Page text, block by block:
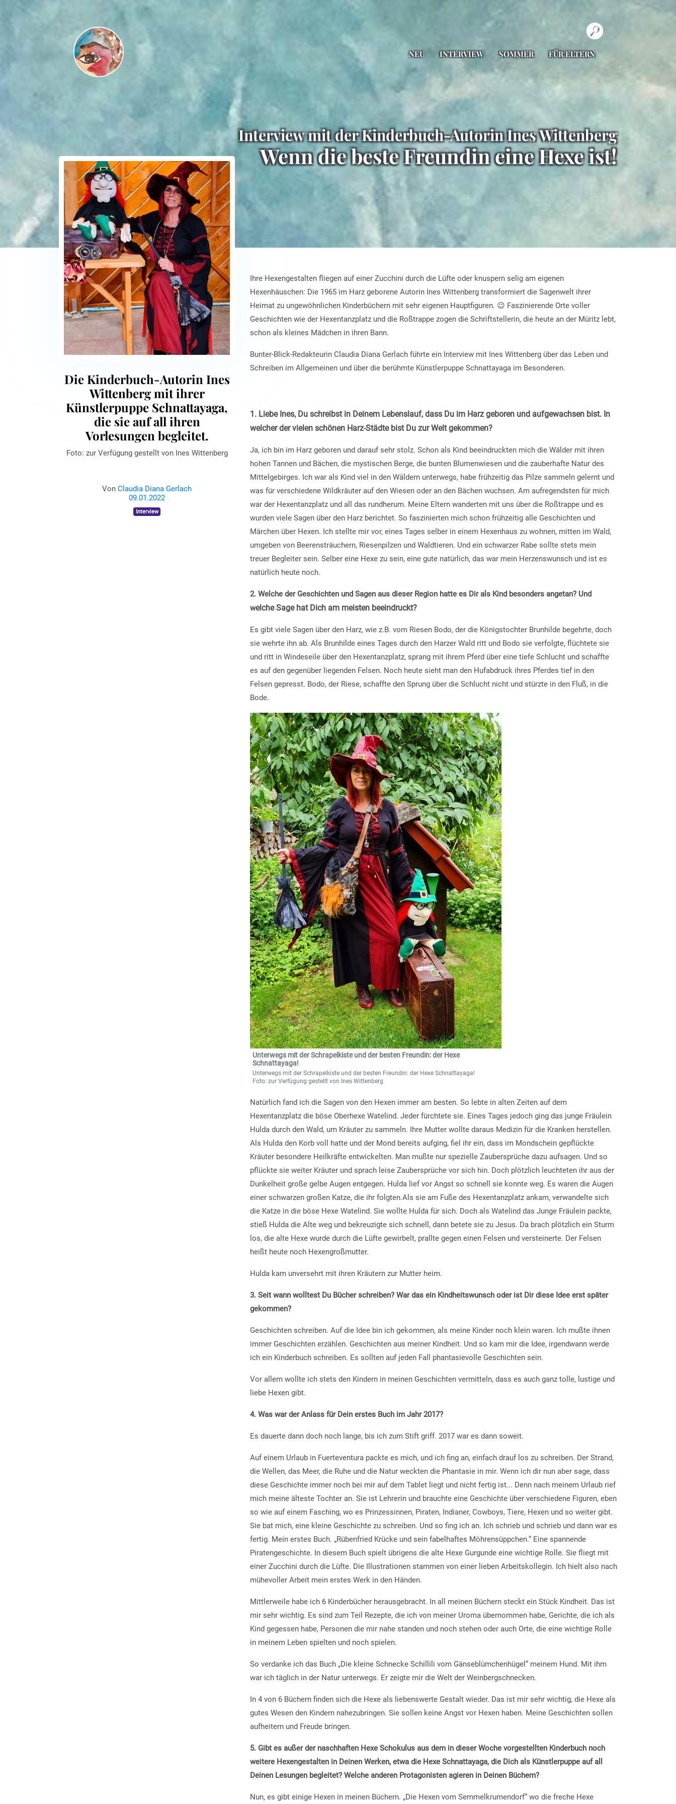
NEU INTERVIEW SOMMER FÜR ELTERN
Interview mit der Kinderbuch-Autorin Ines Wittenberg
Wenn die beste Freundin eine Hexe ist!
Die Kinderbuch-Autorin Ines
Wittenberg mit ihrer
Künstlerpuppe Schnattayaga,
die sie auf all ihren
Vorlesungen begleitet.
Foto: zur Verfügung gestellt von Ines Wittenberg
Von Claudia Diana Gerlach
09.01.2022
Interview
Ihre Hexengestalten fliegen auf einer Zucchini durch die Lüfte oder knuspern selig am eigenen
Hexenhäuschen: Die 1965 im Harz geborene Autorin Ines Wittenberg transformiert die Sagenwelt ihrer
Heimat zu ungewöhnlichen Kinderbüchern mit sehr eigenen Hauptfiguren. 😉 Faszinierende Orte voller
Geschichten wie der Hexentanzplatz und die Roßtrappe zogen die Schriftstellerin, die heute an der Müritz lebt,
schon als kleines Mädchen in ihren Bann.
Bunter-Blick-Redakteurin Claudia Diana Gerlach führte ein Interview mit Ines Wittenberg über das Leben und
Schreiben im Allgemeinen und über die berühmte Künstlerpuppe Schnattayaga im Besonderen.
1. Liebe Ines, Du schreibst in Deinem Lebenslauf, dass Du im Harz geboren und aufgewachsen bist. In
welcher der vielen schönen Harz-Städte bist Du zur Welt gekommen?
Ja, ich bin im Harz geboren und darauf sehr stolz. Schon als Kind beeindruckten mich die Wälder mit ihren
hohen Tannen und Bächen, die mystischen Berge, die bunten Blumenwiesen und die zauberhafte Natur des
Mittelgebirges. Ich war als Kind viel in den Wäldern unterwegs, habe frühzeitig das Pilze sammeln gelernt und
was für verschiedene Wildkräuter auf den Wiesen oder an den Bächen wuchsen. Am aufregendsten für mich
war der Hexentanzplatz und all das rundherum. Meine Eltern wanderten mit uns über die Roßtrappe und es
wurden viele Sagen über den Harz berichtet. So faszinierten mich schon frühzeitig alle Geschichten und
Märchen über Hexen. Ich stellte mir vor, eines Tages selber in einem Hexenhaus zu wohnen, mitten im Wald,
umgeben von Beerensträuchern, Riesenpilzen und Waldtieren. Und ein schwarzer Rabe sollte stets mein
treuer Begleiter sein. Selber eine Hexe zu sein, eine gute natürlich, das war mein Herzenswunsch und ist es
natürlich heute noch.
2. Welche der Geschichten und Sagen aus dieser Region hatte es Dir als Kind besonders angetan? Und
welche Sage hat Dich am meisten beeindruckt?
Es gibt viele Sagen über den Harz, wie z.B. vom Riesen Bodo, der die Königstochter Brunhilde begehrte, doch
sie wehrte ihn ab. Als Brunhilde eines Tages durch den Harzer Wald ritt und Bodo sie verfolgte, flüchtete sie
und ritt in Windeseile über den Hexentanzplatz, sprang mit ihrem Pferd über eine tiefe Schlucht und schaffte
es auf den gegenüber liegenden Felsen. Noch heute sieht man den Hufabdruck ihres Pferdes tief in den
Felsen gepresst. Bodo, der Riese, schaffte den Sprung über die Schlucht nicht und stürzte in den Fluß, in die
Bode.
Unterwegs mit der Schrapelkiste und der besten Freundin: der Hexe
Schnattayaga!
Unterwegs mit der Schrapelkiste und der besten Freundin: der Hexe Schnattayaga!
Foto: zur Verfügung gestellt von Ines Wittenberg
Natürlich fand ich die Sagen von den Hexen immer am besten. So lebte in alten Zeiten auf dem
Hexentanzplatz die böse Oberhexe Watelind. Jeder fürchtete sie. Eines Tages jedoch ging das junge Fräulein
Hulda durch den Wald, um Kräuter zu sammeln. Ihre Mutter wollte daraus Medizin für die Kranken herstellen.
Als Hulda den Korb voll hatte und der Mond bereits aufging, fiel ihr ein, dass im Mondschein gepflückte
Kräuter besondere Heilkräfte entwickelten. Man mußte nur spezielle Zaubersprüche dazu aufsagen. Und so
pflückte sie weiter Kräuter und sprach leise Zaubersprüche vor sich hin. Doch plötzlich leuchteten ihr aus der
Dunkelheit große gelbe Augen entgegen. Hulda lief vor Angst so schnell sie konnte weg. Es waren die Augen
einer schwarzen großen Katze, die ihr folgten.Als sie am Fuße des Hexentanzplatz ankam, verwandelte sich
die Katze in die böse Hexe Watelind. Sie wollte Hulda für sich. Doch als Watelind das Junge Fräulein packte,
stieß Hulda die Alte weg und bekreuzigte sich schnell, dann betete sie zu Jesus. Da brach plötzlich ein Sturm
los, die alte Hexe wurde durch die Lüfte gewirbelt, prallte gegen einen Felsen und versteinerte. Der Felsen
heißt heute noch Hexengroßmutter.
Hulda kam unversehrt mit ihren Kräutern zur Mutter heim.
3. Seit wann wolltest Du Bücher schreiben? War das ein Kindheitswunsch oder ist Dir diese Idee erst später
gekommen?
Geschichten schreiben. Auf die Idee bin ich gekommen, als meine Kinder noch klein waren. Ich mußte ihnen
immer Geschichten erzählen. Geschichten aus meiner Kindheit. Und so kam mir die Idee, irgendwann werde
ich ein Kinderbuch schreiben. Es sollten auf jeden Fall phantasievolle Geschichten sein.
Vor allem wollte ich stets den Kindern in meinen Geschichten vermitteln, dass es auch ganz tolle, lustige und
liebe Hexen gibt.
4. Was war der Anlass für Dein erstes Buch im Jahr 2017?
Es dauerte dann doch noch lange, bis ich zum Stift griff. 2017 war es dann soweit.
Auf einem Urlaub in Fuerteventura packte es mich, und ich fing an, einfach drauf los zu schreiben. Der Strand,
die Wellen, das Meer, die Ruhe und die Natur weckten die Phantasie in mir. Wenn ich dir nun aber sage, dass
diese Geschichte immer noch bei mir auf dem Tablet liegt und nicht fertig ist... Denn nach meinem Urlaub rief
mich meine älteste Tochter an. Sie ist Lehrerin und brauchte eine Geschichte über verschiedene Figuren, eben
so wie auf einem Fasching, wo es Prinzessinnen, Piraten, Indianer, Cowboys, Tiere, Hexen und so weiter gibt.
Sie bat mich, eine kleine Geschichte zu schreiben. Und so fing ich an. Ich schrieb und schrieb und dann war es
fertig. Mein erstes Buch. „Rübenfried Krücke und sein fabelhaftes Möhrensüppchen.“ Eine spannende
Piratengeschichte. In diesem Buch spielt übrigens die alte Hexe Gurgunde eine wichtige Rolle. Sie fliegt mit
einer Zucchini durch die Lüfte. Die Illustrationen stammen von einer lieben Arbeitskollegin. Ich hielt also nach
mühevoller Arbeit mein erstes Werk in den Händen.
Mittlerweile habe ich 6 Kinderbücher herausgebracht. In all meinen Büchern steckt ein Stück Kindheit. Das ist
mir sehr wichtig. Es sind zum Teil Rezepte, die ich von meiner Uroma übernommen habe, Gerichte, die ich als
Kind gegessen habe, Personen die mir nahe standen und noch stehen oder auch Orte, die eine wichtige Rolle
in meinem Leben spielten und noch spielen.
So verdanke ich das Buch „Die kleine Schnecke Schillili vom Gänseblümchenhügel“ meinem Hund. Mit ihm
war ich täglich in der Natur unterwegs. Er zeigte mir die Welt der Weinbergschnecken.
In 4 von 6 Büchern finden sich die Hexe als liebenswerte Gestalt wieder. Das ist mir sehr wichtig, die Hexe als
gutes Wesen den Kindern nahezubringen. Sie sollen keine Angst vor Hexen haben. Meine Geschichten sollen
aufheitern und Freude bringen.
5. Gibt es außer der naschhaften Hexe Schokulus aus dem in dieser Woche vorgestellten Kinderbuch noch
weitere Hexengestalten in Deinen Werken, etwa die Hexe Schnattayaga, die Dich als Künstlerpuppe auf all
Deinen Lesungen begleitet? Welche anderen Protagonisten agieren in Deinen Büchern?
Nun, es gibt einige Hexen in meinen Büchern. „Die Hexen vom Semmelkrumendorf“ wo die freche Hexe